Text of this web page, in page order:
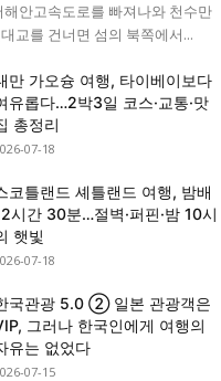
안고속도로를 빠져나와 천수만
교를 건너면 섬의 북쪽에서...
만 가오슝 여행, 타이베이보다
유롭다…2박3일 코스·교통·맛
총정리
07-18
코틀랜드 셰틀랜드 여행, 밤배
시간 30분…절벽·퍼핀·밤 10시
햇빛
07-18
국관광 5.0 ② 일본 관광객은
그러나 한국인에게 여행의
유는 없었다
07-15